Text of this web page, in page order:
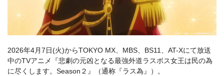
2026年4月7日(火)からTOKYO MX、MBS、BS11、AT-Xにて放送
中のTVアニメ『悲劇の元凶となる最強外道ラスボス女王は民の為
に尽くします。Season２』（通称『ラス為』）。